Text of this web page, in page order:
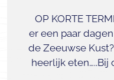
OP KORTE
er een paar
de Zeeuwse
heerlijk eten…..Bij